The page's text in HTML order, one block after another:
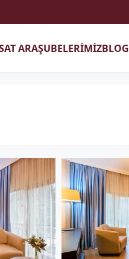
ARAŞUBELERİMİZBLOG